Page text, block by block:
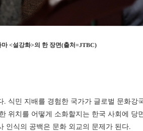
<설강화>의 한 장면(출처=JTBC)
식민 지배를 경험한 국가가 글로벌 문화강
위치를 어떻게 소화할지는 한국 사회에 당
인식의 공백은 문화 외교의 문제가 된다.